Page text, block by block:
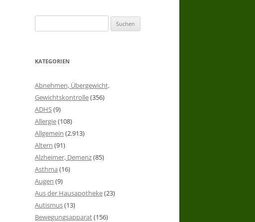
nach:
KATEGORIEN
Abnehmen, Übergewicht,
Gewichtskontrolle(356)
ADHS(9)
Allergie(108)
Allgemein (2.913)
Altern (91)
Alzheimer, Demenz(85)
Asthma (16)
Augen (9)
Aus der Hausapotheke(23)
Autismus(13)
Bewegungsapparat(156)